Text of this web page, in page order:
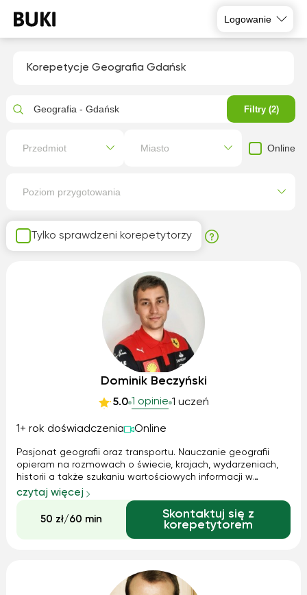
Logowanie
Korepetycje Geografia Gdańsk
Tylko sprawdzeni korepetytorzy
Dominik Beczyński
5.0 1 opinie 1 uczeń
1+ rok doświadczenia Online
Pasjonat geografii oraz transportu. Nauczanie geografii
opieram na rozmowach o świecie, krajach, wydarzeniach,
historii a także szukaniu wartościowych informacji w
książkach oraz przewodnikach turystycznych. Maturalne
części uczę na podstawie arkuszy maturalnych i ich
rozwiązywaniu.
czytaj więcej
50 zł/60 min
Skontaktuj się z
korepetytorem
Geografia - Gdańsk Filtry (2)
Przedmiot Miasto Online
Poziom przygotowania